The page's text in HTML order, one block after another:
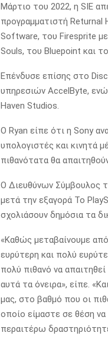
Μάρτιο του 2022, η SIE
προγραμματιστή Returnal
Software, του Firesprite
Souls, του Bluepoint και
Επένδυσε επίσης στο
υπηρεσιών AccelByte, ενώ
Haven Studios.
Ο Ryan είπε ότι η Sony
υπολογιστές και κινητά
πιθανότατα θα
Ο Διευθύνων Σύμβουλος
μετά την εξαγορά Το
σχολιάσουν δημόσια τα
«Καθώς μεταβαίνουμε
ευρύτερη και πολύ
πολύ πιθανό να
αυτά τα όνειρα», είπε.
μας, στο βαθμό που οι
οποίο είμαστε σε θέση
περαιτέρω